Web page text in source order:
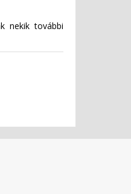
nekik további